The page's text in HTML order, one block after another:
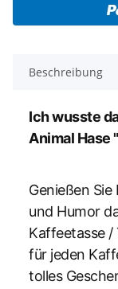
Beschreibung
Ich wusste
Animal Hase
Genießen
und Humor
Kaffeetasse /
für jeden
tolles